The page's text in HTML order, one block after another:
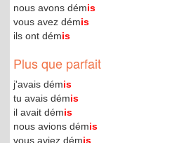
nous avons démis
vous avez démis
ils ont démis
Plus que parfait
j'avais démis
tu avais démis
il avait démis
nous avions démis
vous aviez démis